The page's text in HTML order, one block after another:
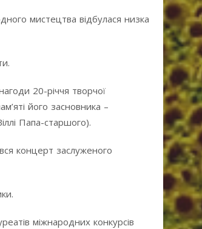
мистецтва відбулася низка
20-річчя творчої
його засновника –
Папа-старшого).
концерт заслуженого
міжнародних конкурсів